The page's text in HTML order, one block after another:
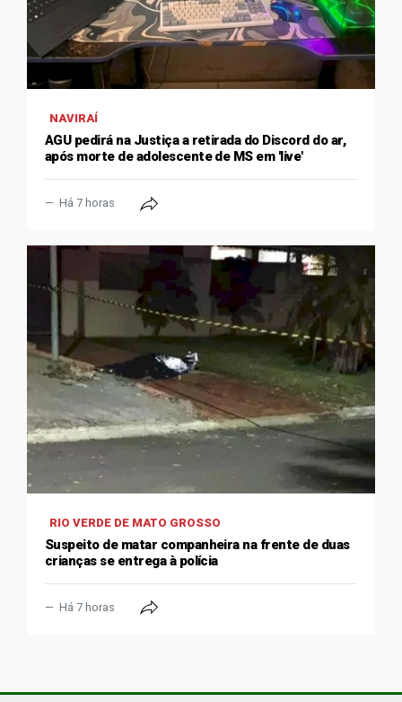
NAVIRAÍ
AGU pedirá na Justiça a retirada do Discord do ar,
após morte de adolescente de MS em 'live'
Há 7 horas
RIO VERDE DE MATO GROSSO
Suspeito de matar companheira na frente de duas
crianças se entrega à polícia
Há 7 horas